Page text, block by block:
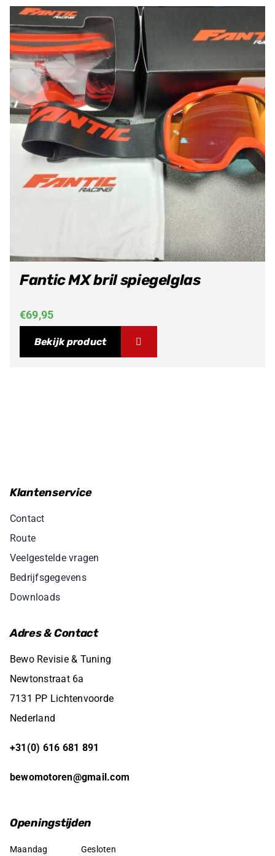
Fantic MX bril spiegelglas
€69,95
Bekijk product
Klantenservice
Contact
Route
Veelgestelde vragen
Bedrijfsgegevens
Downloads
Adres & Contact
Bewo Revisie & Tuning
Newtonstraat 6a
7131 PP Lichtenvoorde
Nederland
+31(0) 616 681 891
bewomotoren@gmail.com
Openingstijden
Maandag Gesloten